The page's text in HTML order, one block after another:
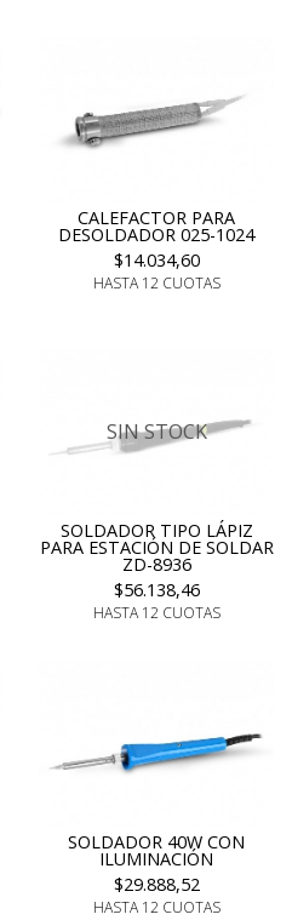
CALEFACTOR PARA
DESOLDADOR 025-1024
$14.034,60
HASTA 12 CUOTAS
SIN STOCK
SOLDADOR TIPO LÁPIZ
PARA ESTACIÓN DE SOLDAR
ZD-8936
$56.138,46
HASTA 12 CUOTAS
SOLDADOR 40W CON
ILUMINACIÓN
$29.888,52
HASTA 12 CUOTAS